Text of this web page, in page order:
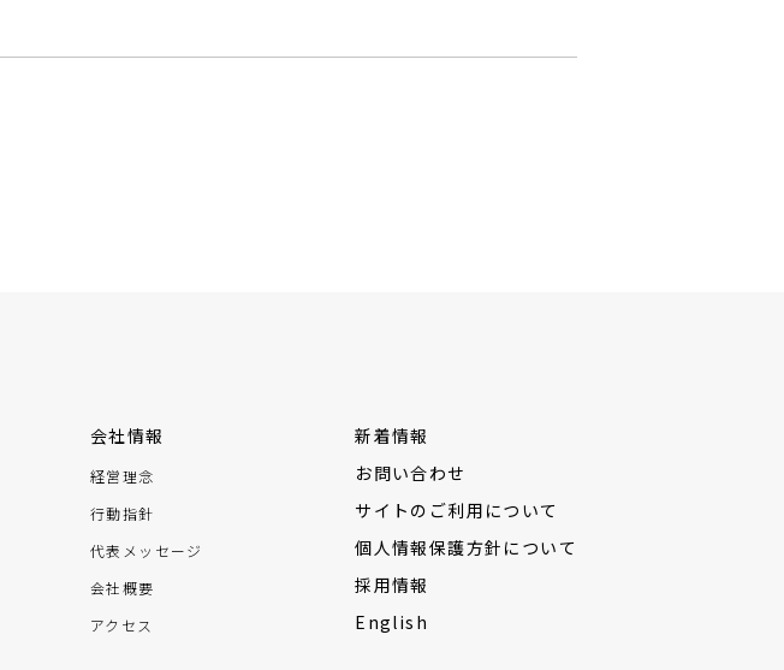
会社情報
経営理念
行動指針
代表メッセージ
会社概要
アクセス
新着情報
お問い合わせ
サイトのご利用について
個人情報保護方針について
採用情報
English